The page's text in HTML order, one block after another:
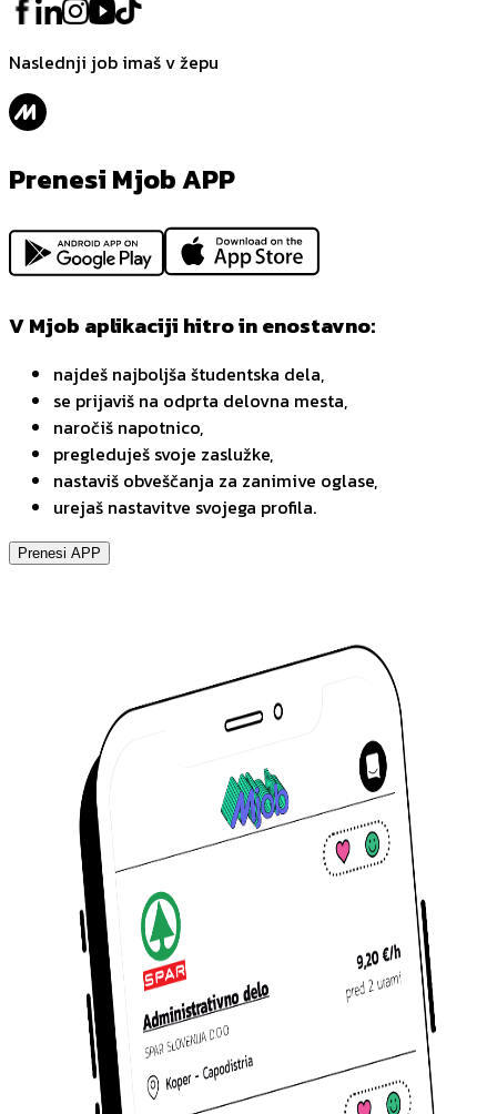
Naslednji job imaš v žepu
Prenesi Mjob APP
V Mjob aplikaciji hitro in enostavno:
najdeš najboljša študentska dela,
se prijaviš na odprta delovna mesta,
naročiš napotnico,
pregleduješ svoje zaslužke,
nastaviš obveščanja za zanimive oglase,
urejaš nastavitve svojega profila.
Prenesi APP